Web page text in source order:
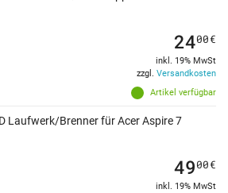
Artikel verfügbar
2400€
inkl. 19% MwSt
zzgl. Versandkosten
Laufwerk/Brenner für Acer Aspire 7
4900€
inkl. 19% MwSt